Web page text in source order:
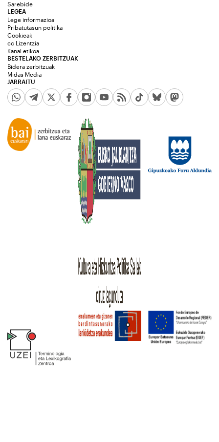
Sarebide
JARRAITU
LEGEA
Lege informazioa
Pribatutasun politika
Cookieak
cc Lizentzia
Kanal etikoa
BESTELAKO ZERBITZUAK
Bidera zerbitzuak
Midas Media